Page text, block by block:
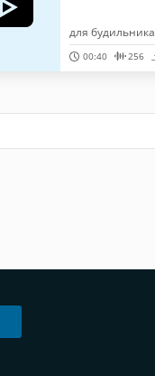
для будильника
00:40 256